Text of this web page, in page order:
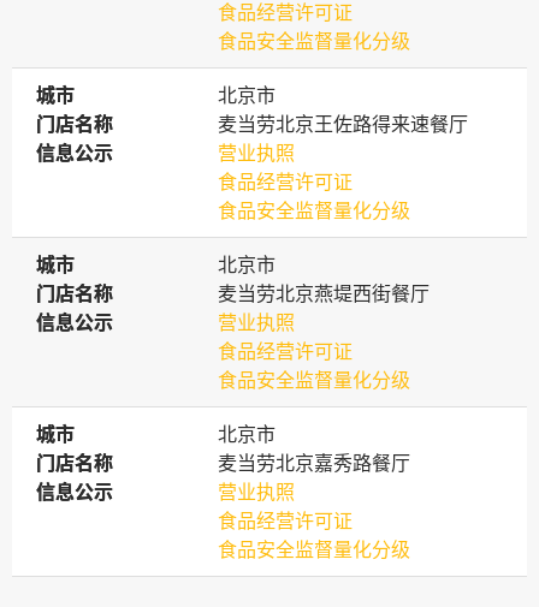
食品经营许可证
食品安全监督量化分级
城市
城市
北京市
门店名称
门店名称
麦当劳北京王佐路得来速餐厅
信息公示
信息公示
营业执照
食品经营许可证
食品安全监督量化分级
城市
城市
北京市
门店名称
门店名称
麦当劳北京燕堤西街餐厅
信息公示
信息公示
营业执照
食品经营许可证
食品安全监督量化分级
城市
城市
北京市
门店名称
门店名称
麦当劳北京嘉秀路餐厅
信息公示
信息公示
营业执照
食品经营许可证
食品安全监督量化分级